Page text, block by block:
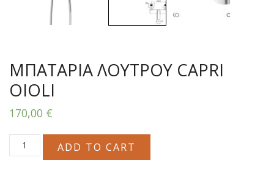
ΜΠΑΤΑΡΙΑ ΛΟΥΤΡΟΥ CAPRI
OIOLI
170,00 €
ΜΠΑΤΑΡΙΑ
ΛΟΥΤΡΟΥ
ADD TO CART